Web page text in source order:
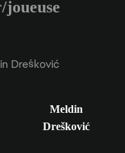
joueuse
Drešković
Meldin
Drešković